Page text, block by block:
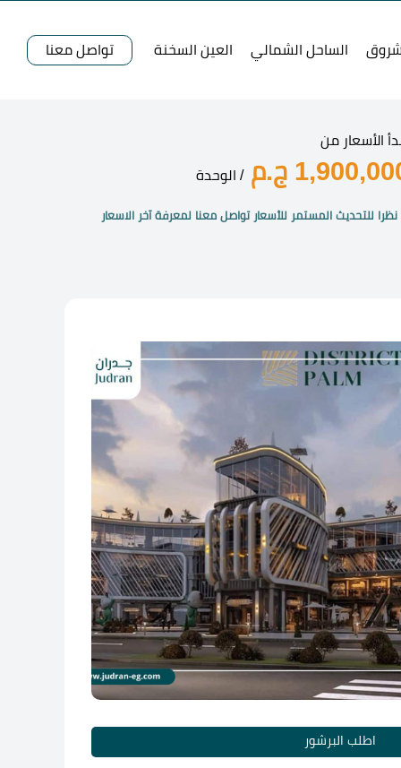
الساحل الشمالي العين السخنة تواصل معنا
الأسعار من
ج.م / الوحدة
نظرا للتحديث المستمر للأسعار تواصل معنا لمعرفة آخر الاسعار
اطلب البرشور